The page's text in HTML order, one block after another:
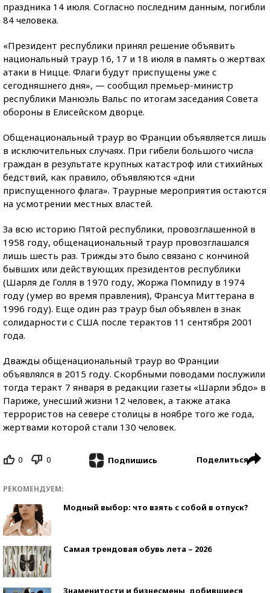
праздника 14 июля. Согласно последним данным, погибли
84 человека.
«Президент республики принял решение объявить
национальный траур 16, 17 и 18 июля в память о жертвах
атаки в Ницце. Флаги будут приспущены уже с
сегодняшнего дня», — сообщил премьер-министр
республики Манюэль Вальс по итогам заседания Совета
обороны в Елисейском дворце.
Общенациональный траур во Франции объявляется лишь
в исключительных случаях. При гибели большого числа
граждан в результате крупных катастроф или стихийных
бедствий, как правило, объявляются «дни
приспущенного флага». Траурные мероприятия остаются
на усмотрении местных властей.
За всю историю Пятой республики, провозглашенной в
1958 году, общенациональный траур провозглашался
лишь шесть раз. Трижды это было связано с кончиной
бывших или действующих президентов республики
(Шарля де Голля в 1970 году, Жоржа Помпиду в 1974
году (умер во время правления), Франсуа Миттерана в
1996 году). Еще один раз траур был объявлен в знак
солидарности с США после терактов 11 сентября 2001
года.
Дважды общенациональный траур во Франции
объявлялся в 2015 году. Скорбными поводами послужили
тогда теракт 7 января в редакции газеты «Шарли эбдо» в
Париже, унесший жизни 12 человек, а также атака
террористов на севере столицы в ноябре того же года,
жертвами которой стали 130 человек.
0 0 Подпишись Поделиться
РЕКОМЕНДУЕМ:
Модный выбор: что взять с собой в отпуск?
Самая трендовая обувь лета – 2026
Знаменитости и бизнесмены, добившиеся